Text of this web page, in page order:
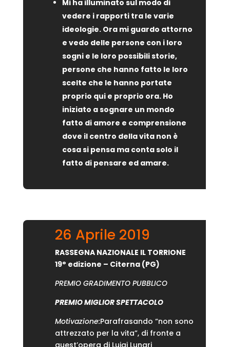
Mi ha illuminato sul modo di
vedere i rapporti tra le varie
ideologie. Ora mi guardo attorno
e vedo delle persone con i loro
sogni e le loro possibili storie,
persone che hanno fatto le loro
scelte che le hanno portate
proprio qui e proprio ora. Ho
iniziato a sognare un mondo
fatto di amore e comprensione
dove il centro della vita non è
cosa si pensa ma conta solo il
fatto di pensare ed amare.
26 Aprile 2019
RASSEGNA NAZIONALE IL TORRIONE
19° edizione – Citerna (PG)
PREMIO GRADIMENTO PUBBLICO
PREMIO MIGLIOR SPETTACOLO
Motivazione:Parafrasando “non sono
attrezzato per la vita”, di fronte a
quest’opera di Luigi Lunari